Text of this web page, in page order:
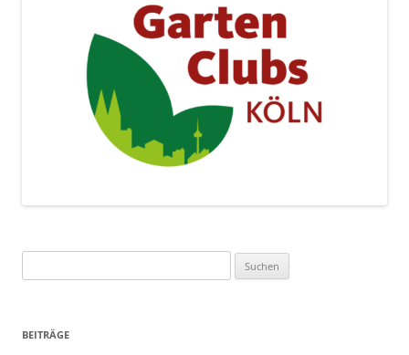
nach:
BEITRÄGE